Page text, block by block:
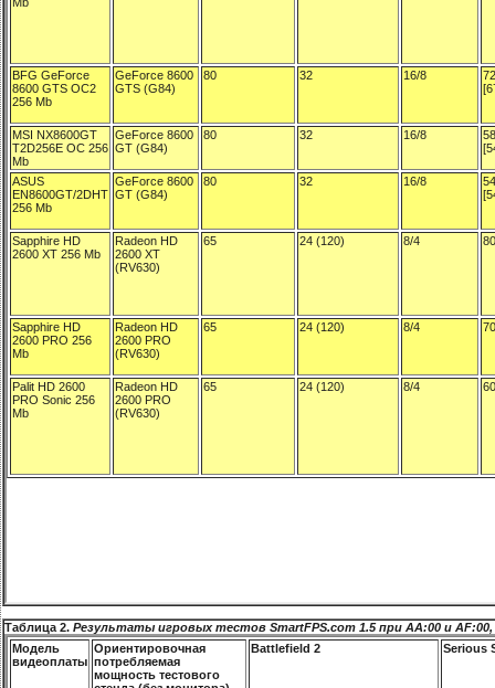
Таблица 2. Результаты игровых тестов SmartFPS.com 1.5 при AA:00 и AF:00,